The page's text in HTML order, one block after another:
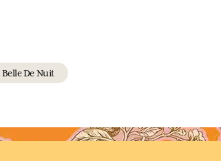
Belle De Nuit